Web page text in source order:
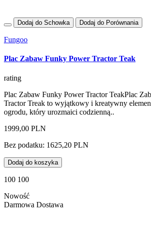
Dodaj do Schowka Dodaj do Porównania
Fungoo
Plac Zabaw Funky Power Tractor Teak
rating
Plac Zabaw Funky Power Tractor TeakPlac
Tractor Treak to wyjątkowy i kreatywny
ogrodu, który urozmaici codzienną..
1999,00 PLN
Bez podatku: 1625,20 PLN
Dodaj do koszyka
100 100
Nowość
Darmowa Dostawa